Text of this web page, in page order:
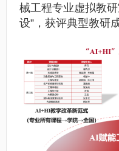
械工程专业虚拟教
设”，获评典型教研